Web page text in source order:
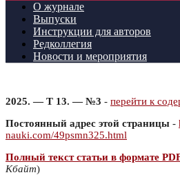
О журнале
Выпуски
Инструкции для авторов
Редколлегия
Новости и мероприятия
2025. — Т 13. — №3 - перейти к
Постоянный адрес этой страницы -
nauki.com/49psmn325.html
Полный текст статьи в формате
Кбайт)